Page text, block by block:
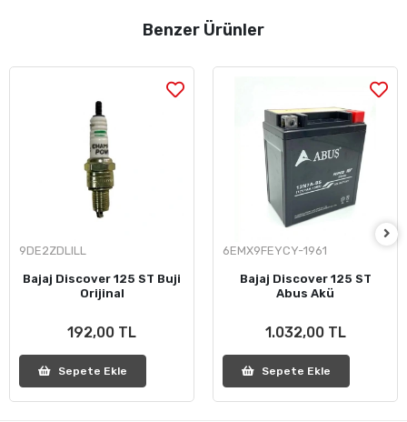
Benzer Ürünler
9DE2ZDLILL
Bajaj Discover 125 ST Buji
Orijinal
192,00 TL
Sepete Ekle
6EMX9FEYCY-1961
Bajaj Discover 125 ST
Abus Akü
1.032,00 TL
Sepete Ekle